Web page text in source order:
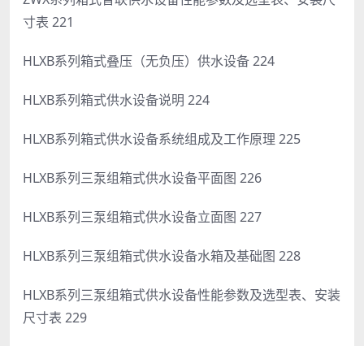
寸表 221
HLXB系列箱式叠压（无负压）供水设备 224
HLXB系列箱式供水设备说明 224
HLXB系列箱式供水设备系统组成及工作原理 225
HLXB系列三泵组箱式供水设备平面图 226
HLXB系列三泵组箱式供水设备立面图 227
HLXB系列三泵组箱式供水设备水箱及基础图 228
HLXB系列三泵组箱式供水设备性能参数及选型表、安装
尺寸表 229